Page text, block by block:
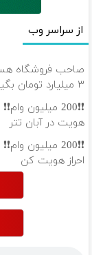
از سراسر وب
صاحب فروشگاه
۳ میلیارد تومان بگیر
❗❗200 میلیون
هویت در آبان تتر
❗❗200 میلیون
احراز هویت کن